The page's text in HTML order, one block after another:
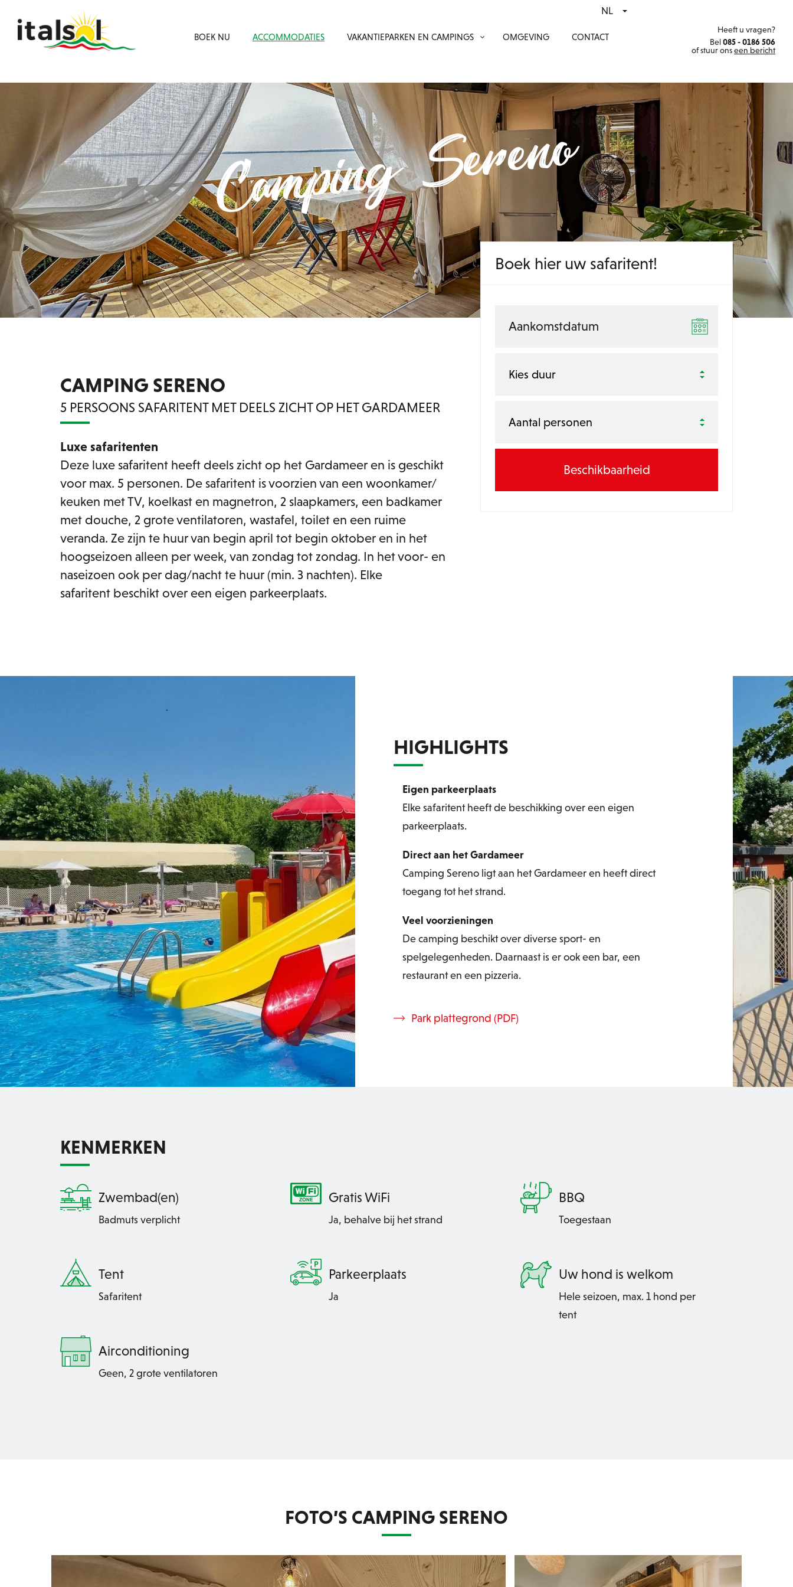
BOEK NU ACCOMMODATIES VAKANTIEPARKEN EN CAMPINGS OMGEVING CONTACT
NL
Heeft u vragen?
Bel085 - 0186 506
of stuur onseen bericht
Camping Sereno
CAMPING SERENO
5 PERSOONS SAFARITENT MET DEELS ZICHT OP HET GARDAMEER
Luxe safaritenten
Deze luxe safaritent heeft deels zicht op het Gardameer en is geschikt
voor max. 5 personen. De safaritent is voorzien van een woonkamer/
keuken met TV, koelkast en magnetron, 2 slaapkamers, een badkamer
met douche, 2 grote ventilatoren, wastafel, toilet en een ruime
veranda. Ze zijn te huur van begin april tot begin oktober en in het
hoogseizoen alleen per week, van zondag tot zondag. In het voor- en
naseizoen ook per dag/nacht te huur (min. 3 nachten). Elke
safaritent beschikt over een eigen parkeerplaats.
Boek hier uw safaritent!
Kies duur
Aantal personen
HIGHLIGHTS
Eigen parkeerplaats
Elke safaritent heeft de beschikking over een eigen
parkeerplaats.
Direct aan het Gardameer
Camping Sereno ligt aan het Gardameer en heeft direct
toegang tot het strand.
Veel voorzieningen
De camping beschikt over diverse sport- en
spelgelegenheden. Daarnaast is er ook een bar, een
restaurant en een pizzeria.
Park plattegrond (PDF)
KENMERKEN
Zwembad(en)
Badmuts verplicht
Gratis WiFi
Ja, behalve bij het strand
BBQ
Toegestaan
Tent
Safaritent
Parkeerplaats
Ja
Uw hond is welkom
Hele seizoen, max. 1 hond per
tent
Airconditioning
Geen, 2 grote ventilatoren
FOTO’S CAMPING SERENO